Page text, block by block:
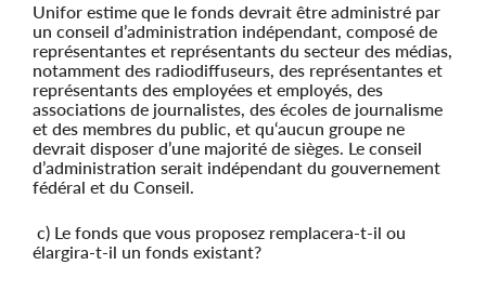
Unifor estime que le fonds devrait être administré par
un conseil d’administration indépendant, composé de
représentantes et représentants du secteur des médias,
notamment des radiodiffuseurs, des représentantes et
représentants des employées et employés, des
associations de journalistes, des écoles de journalisme
et des membres du public, et qu‘aucun groupe ne
devrait disposer d’une majorité de sièges. Le conseil
d’administration serait indépendant du gouvernement
fédéral et du Conseil.
c) Le fonds que vous proposez remplacera-t-il ou
élargira-t-il un fonds existant?